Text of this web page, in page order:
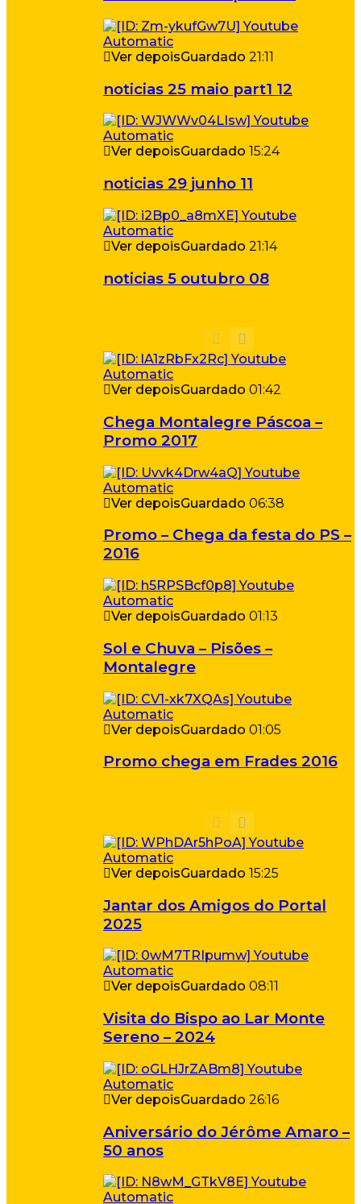
Ver depoisGuardado 21:11
noticias 25 maio part1 12
Ver depoisGuardado 15:24
noticias 29 junho 11
Ver depoisGuardado 21:14
noticias 5 outubro 08
Ver depoisGuardado 01:42
Chega Montalegre Páscoa –
Promo 2017
Ver depoisGuardado 06:38
Promo – Chega da festa do PS –
2016
Ver depoisGuardado 01:13
Sol e Chuva – Pisões –
Montalegre
Ver depoisGuardado 01:05
Promo chega em Frades 2016
Ver depoisGuardado 15:25
Jantar dos Amigos do Portal
2025
Ver depoisGuardado 08:11
Visita do Bispo ao Lar Monte
Sereno – 2024
Ver depoisGuardado 26:16
Aniversário do Jérôme Amaro –
50 anos